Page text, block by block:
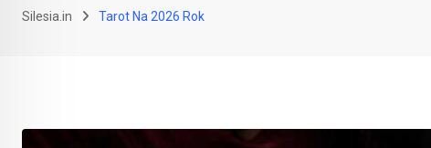
Silesia.in Tarot Na 2026 Rok